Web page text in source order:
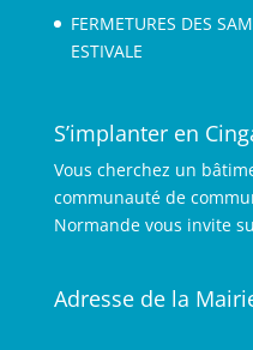
FERMETURES DES
ESTIVALE
S’implanter en
Vous cherchez un
communauté de
Normande vous invite
Adresse de la